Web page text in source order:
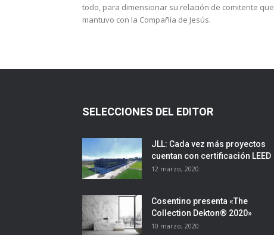
todo, para dimensionar su relación de comitente que
mantuvo con la Compañía de Jesús.
SELECCIONES DEL EDITOR
JLL: Cada vez más proyectos
cuentan con certificación LEED
12 marzo, 2020
Cosentino presenta «The
Collection Dekton® 2020»
10 marzo, 2020